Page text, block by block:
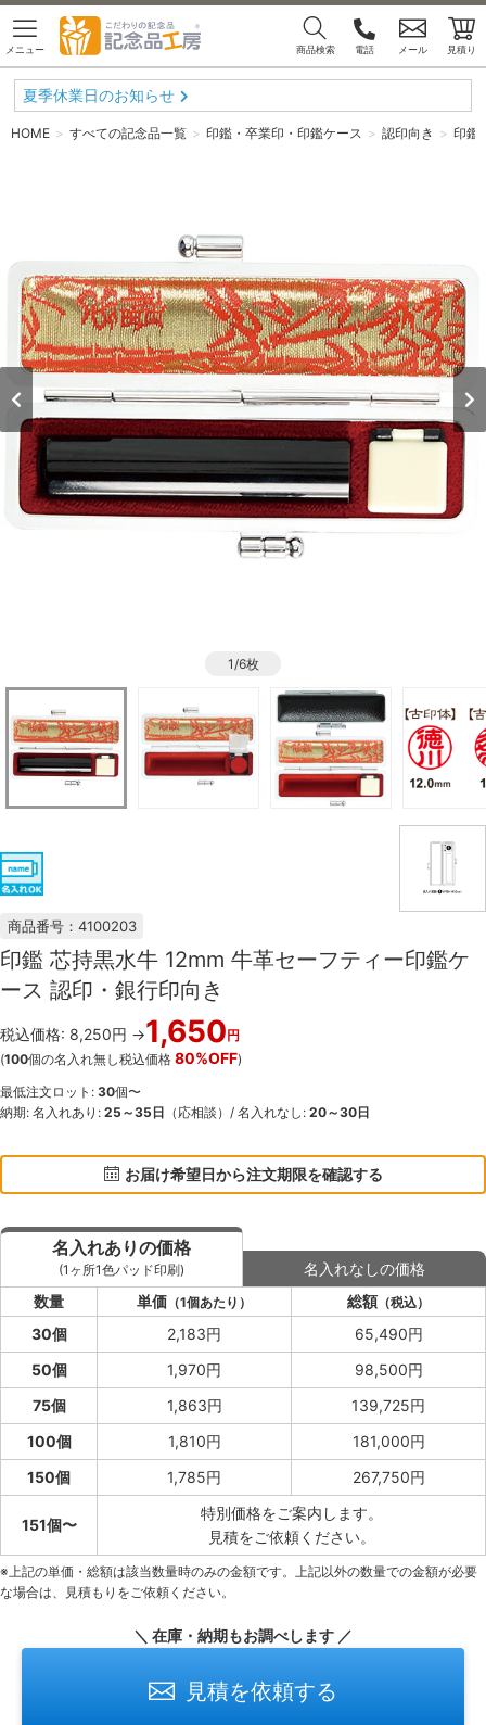
メニュー 商品検索 電話 メール 見積り
夏季休業日のお知らせ
HOME すべての記念品一覧 印鑑・卒業印・印鑑ケース 認印向き 印鑑
1/6枚
商品番号：4100203
印鑑 芯持黒水牛 12mm 牛革セーフティー印鑑ケ
ース 認印・銀行印向き
税込価格: 8,250円 →1,650円
(100個の名入れ無し税込価格 80%OFF)
最低注文ロット: 30個〜
納期: 名入れあり: 25～35日 （応相談）/ 名入れなし: 20～30日
お届け希望日から注文期限を確認する
名入れありの価格
(1ヶ所1色パッド印刷)
名入れなしの価格
数量
単価 （1個あたり） 総額 （税込）
30個 2,183円
65,490円
50個
1,970円
98,500円
75個
1,863円
139,725円
100個
1,810円
181,000円
150個
1,785円 267,750円
151個〜
特別価格をご案内します。
見積をご依頼ください。
※上記の単価・総額は該当数量時のみの金額です。上記以外の数量での金額が必要
な場合は、見積もりをご依頼ください。
＼ 在庫・納期もお調べします ／
見積を依頼する